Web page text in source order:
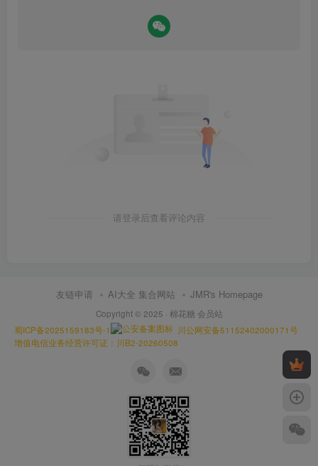
请登录后查看评论内容
友链申请 AI大全 集合网站 JMR's Homepage
Copyright © 2025 · 棉花糖 会员站
蜀ICP备2025159183号-1
川公网安备51152402000171号
增值电信业务经营许可证：川B2-20260508